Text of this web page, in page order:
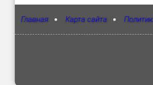
Главная Карта сайта